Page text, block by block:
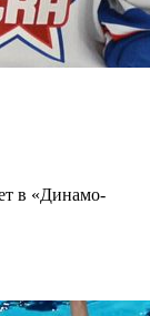
в «Динамо-